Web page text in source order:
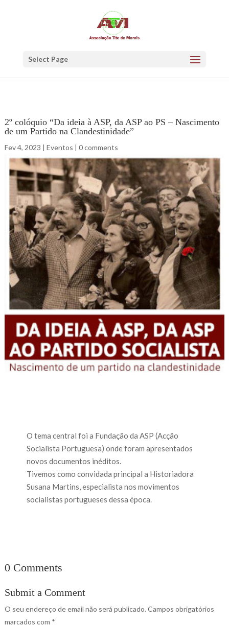
Select Page
2º colóquio “Da ideia à ASP, da ASP ao PS – Nascimento
de um Partido na Clandestinidade”
Fev 4, 2023 | Eventos | 0 comments
O tema central foi a Fundação da ASP (Acção
Socialista Portuguesa) onde foram apresentados
novos documentos inéditos.
Tivemos como convidada principal a Historiadora
Susana Martins, especialista nos movimentos
socialistas portugueses dessa época.
0 Comments
Submit a Comment
O seu endereço de email não será publicado. Campos obrigatórios
marcados com *